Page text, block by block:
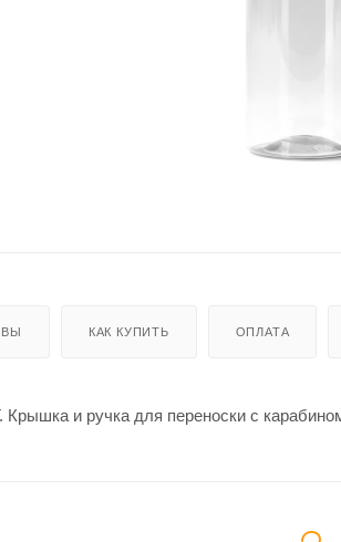
КАК КУПИТЬ ОПЛАТА
Крышка и ручка для переноски с